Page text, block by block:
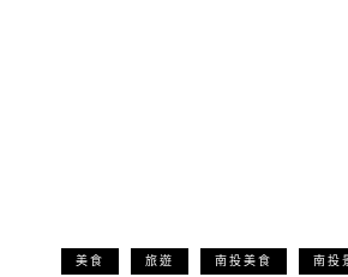
美食 旅遊 南投美食 南投